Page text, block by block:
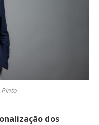
Pinto
dos